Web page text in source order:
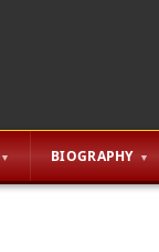
BIOGRAPHY